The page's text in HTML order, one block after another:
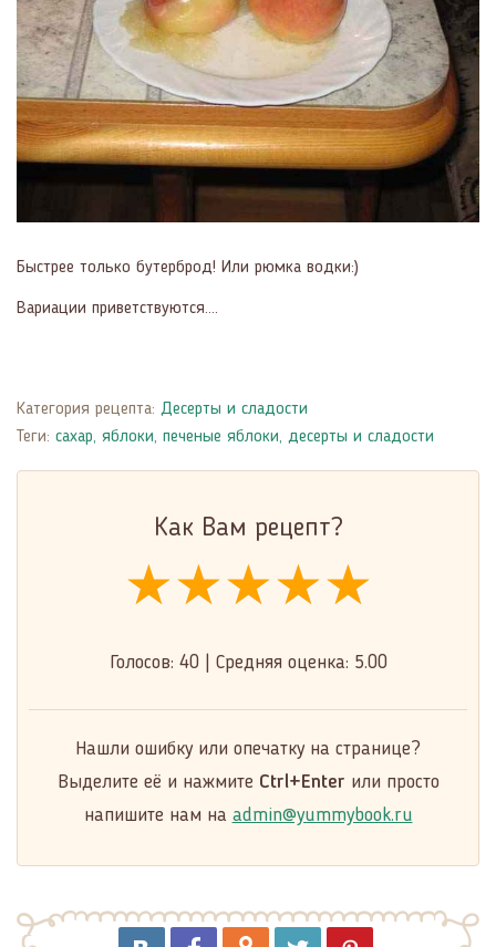
Быстрее только бутерброд! Или рюмка водки:)
Вариации приветствуются....
Категория рецепта: Десерты и сладости
Теги: сахар, яблоки, печеные яблоки, десерты и сладости
Как Вам рецепт?
★★★★★
★★★★★
★★★★★
Голосов: 40 Средняя оценка: 5.00
Нашли ошибку или опечатку на странице?
Выделите её и нажмите Ctrl+Enter или просто
напишите нам на admin@yummybook.ru